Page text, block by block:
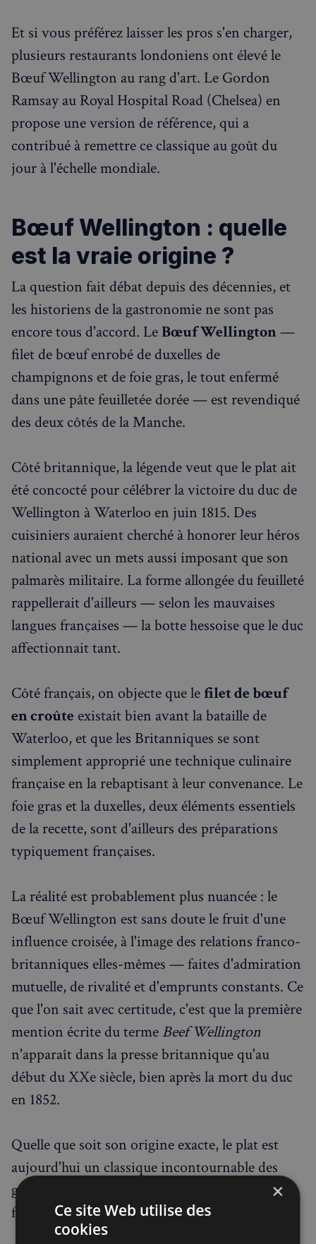
Et si vous préférez laisser les pros s'en charger,
plusieurs restaurants londoniens ont élevé le
Bœuf Wellington au rang d'art. Le Gordon
Ramsay au Royal Hospital Road (Chelsea) en
propose une version de référence, qui a
contribué à remettre ce classique au goût du
jour à l'échelle mondiale.
Bœuf Wellington : quelle
est la vraie origine ?
La question fait débat depuis des décennies, et
les historiens de la gastronomie ne sont pas
encore tous d'accord. LeBœuf Wellington—
filet de bœuf enrobé de duxelles de
champignons et de foie gras, le tout enfermé
dans une pâte feuilletée dorée — est revendiqué
des deux côtés de la Manche.
Côté britannique, la légende veut que le plat ait
été concocté pour célébrer la victoire du duc de
Wellington à Waterloo en juin 1815. Des
cuisiniers auraient cherché à honorer leur héros
national avec un mets aussi imposant que son
palmarès militaire. La forme allongée du feuilleté
rappellerait d'ailleurs — selon les mauvaises
langues françaises — la botte hessoise que le duc
affectionnait tant.
Côté français, on objecte que lefilet de bœuf
en croûte existait bien avant la bataille de
Waterloo, et que les Britanniques se sont
simplement approprié une technique culinaire
française en la rebaptisant à leur convenance. Le
foie gras et la duxelles, deux éléments essentiels
de la recette, sont d'ailleurs des préparations
typiquement françaises.
La réalité est probablement plus nuancée : le
Bœuf Wellington est sans doute le fruit d'une
influence croisée, à l'image des relations franco-
britanniques elles-mêmes — faites d'admiration
mutuelle, de rivalité et d'emprunts constants. Ce
que l'on sait avec certitude, c'est que la première
mention écrite du terme Beef Wellington
n'apparaît dans la presse britannique qu'au
début du XXe siècle, bien après la mort du duc
en 1852.
Quelle que soit son origine exacte, le plat est
aujourd'hui un classique incontournable des
grandes tablées britanniques — et un sujet de
fierté pour les gastronomes des deux nations.
×
Ce site Web utilise des
cookies